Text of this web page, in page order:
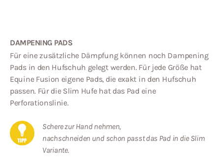
DAMPENING PADS
Für eine zusätzliche Dämpfung können noch Dampening
Pads in den Hufschuh gelegt werden. Für jede Größe hat
Equine Fusion eigene Pads, die exakt in den Hufschuh
passen. Für die Slim Hufe hat das Pad eine
Perforationslinie.
Schere zur Hand nehmen,
nachschneiden und schon passt das Pad in die Slim
Variante.